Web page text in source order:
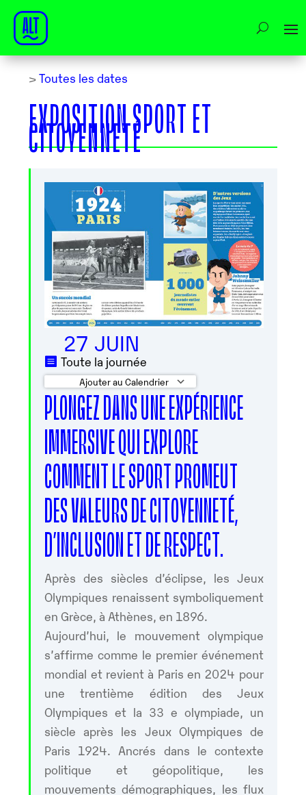
> Toutes les dates
EXPOSITION SPORT ET
CITOYENNETÉ
27 JUIN
Toute la journée
Ajouter au Calendrier
Télécharger ICS Calendrier Google
PLONGEZ DANS UNE EXPÉRIENCE
IMMERSIVE QUI EXPLORE
COMMENT LE SPORT PROMEUT
DES VALEURS DE CITOYENNETÉ,
D’INCLUSION ET DE RESPECT.
Après des siècles d’éclipse, les Jeux
Olympiques renaissent symboliquement
en Grèce, à Athènes, en 1896.
Aujourd’hui, le mouvement olympique
s’affirme comme le premier événement
mondial et revient à Paris en 2024 pour
une trentième édition des Jeux
Olympiques et la 33 e olympiade, un
siècle après les Jeux Olympiques de
Paris 1924. Ancrés dans le contexte
politique et géopolitique, les
mouvements démographiques, les flux